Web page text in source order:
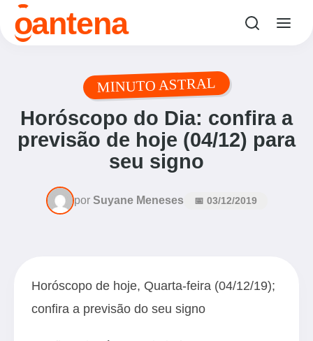
oantena
MINUTO ASTRAL
Horóscopo do Dia: confira a
previsão de hoje (04/12) para
seu signo
por Suyane Meneses 📅 03/12/2019
Horóscopo de hoje, Quarta-feira (04/12/19);
confira a previsão do seu signo